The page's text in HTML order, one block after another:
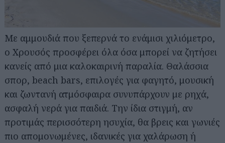
Με αμμουδιά που ξεπερνά το ενάμισι χιλιόμετρο,
ο Χρουσός προσφέρει όλα όσα μπορεί να ζητήσει
κανείς από μια καλοκαιρινή παραλία. Θαλάσσια
σπορ, beach bars, επιλογές για φαγητό, μουσική
και ζωντανή ατμόσφαιρα συνυπάρχουν με ρηχά,
ασφαλή νερά για παιδιά. Την ίδια στιγμή, αν
προτιμάς περισσότερη ησυχία, θα βρεις και γωνιές
πιο απομονωμένες, ιδανικές για χαλάρωση ή